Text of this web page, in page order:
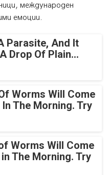
международен
емоции.
Parasite, And It
Drop Of Plain...
Worms Will Come
In The Morning. Try
Worms Will Come
The Morning. Try